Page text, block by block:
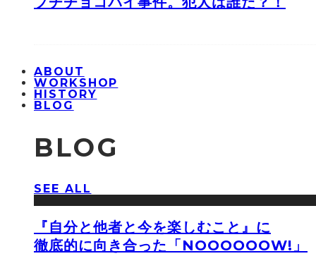
ABOUT
WORKSHOP
HISTORY
BLOG
BLOG
SEE ALL
『自分と他者と今を楽しむこと』に
徹底的に向き合った「NOOOOOOW!」